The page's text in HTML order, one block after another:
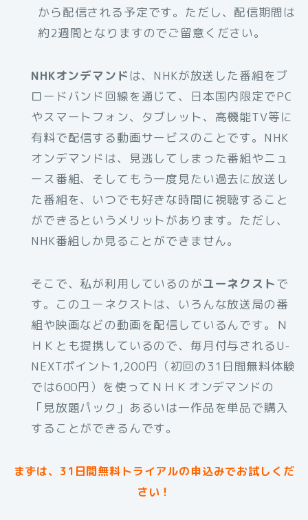
から配信される予定です。ただし、配信期間は
約2週間となりますのでご留意ください。
NHKオンデマンド は、NHKが放送した番組をブ
ロードバンド回線を通じて、日本国内限定でPC
やスマートフォン、タブレット、高機能TV等に
有料で配信する動画サービスのことです。NHK
オンデマンドは、見逃してしまった番組やニュ
ース番組、そしてもう一度見たい過去に放送し
た番組を、いつでも好きな時間に視聴すること
ができるというメリットがあります。ただし、
NHK番組しか見ることができません。
そこで、私が利用しているのがユーネクストで
す。このユーネクストは、いろんな放送局の番
組や映画などの動画を配信しているんです。Ｎ
ＨＫとも提携しているので、毎月付与されるU-
NEXTポイント1,200円（初回の31日間無料体験
では600円）を使ってＮＨＫオンデマンドの
「見放題パック」あるいは一作品を単品で購入
することができるんです。
まずは、31日間無料トライアルの申込みでお試しくだ
さい！